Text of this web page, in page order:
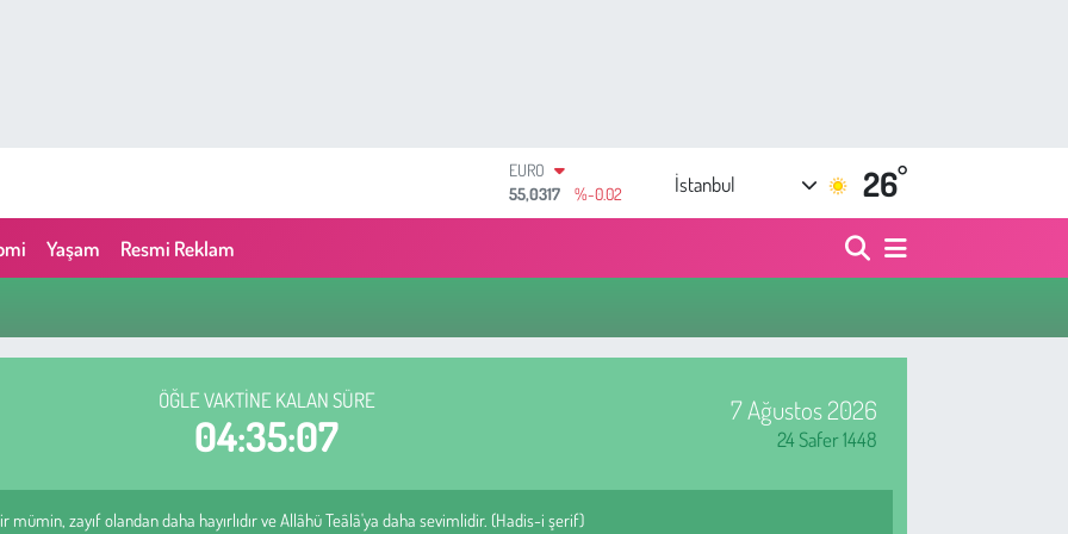
STERLİN
64,2463
%0.07
BİST100
İstanbul 26°
Yaşam Resmi Reklam
ÖĞLE VAKTINE KALAN SÜRE
04:35:06
7 Ağustos 2026
24 Safer 1448
mümin, zayıf olandan daha hayırlıdır ve Allâhü Teâlâ'ya daha sevimlidir. (Hadis-i şerif)